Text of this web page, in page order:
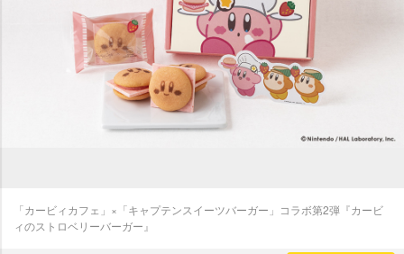
「カービィカフェ」×「キャプテンスイーツバーガー」コラボ第2弾『カービ
ィのストロベリーバーガー』